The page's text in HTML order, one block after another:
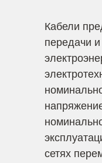
Кабели
передачи
сетях